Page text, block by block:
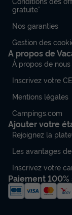
gratuite”
Nos garanties
Gestion des
A propos de
À propos de nous
Inscrivez votre
Mentions légales
Campings.com
Ajouter votre
Rejoignez la
Les avantages
Inscrivez votre
Paiement